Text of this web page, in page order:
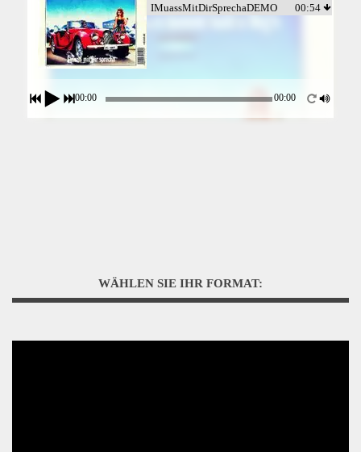
IMuassMitDirSprechaDEMO 00:54
00:00 00:00
WÄHLEN SIE IHR FORMAT: